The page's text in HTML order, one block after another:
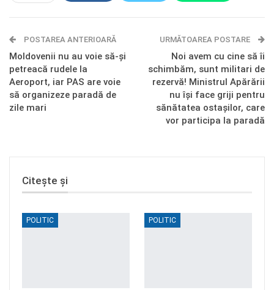
Telegram OK.ru
POSTAREA ANTERIOARĂ
Moldovenii nu au voie să-și
petreacă rudele la
Aeroport, iar PAS are voie
să organizeze paradă de
zile mari
URMĂTOAREA POSTARE
Noi avem cu cine să îi
schimbăm, sunt militari de
rezervă! Ministrul Apărării
nu își face griji pentru
sănătatea ostașilor, care
vor participa la paradă
Citește și
POLITIC POLITIC